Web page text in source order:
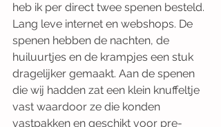
heb ik per direct twee spenen besteld.
Lang leve internet en webshops. De
spenen hebben de nachten, de
huiluurtjes en de krampjes een stuk
dragelijker gemaakt. Aan de spenen
die wij hadden zat een klein knuffeltje
vast waardoor ze die konden
vastpakken en geschikt voor pre-